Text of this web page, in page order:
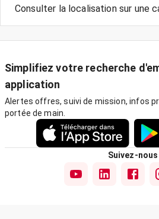
Consulter la localisation sur une
Simplifiez votre recherche
application
Alertes offres, suivi de mission, infos
portée de main.
Suivez-nous